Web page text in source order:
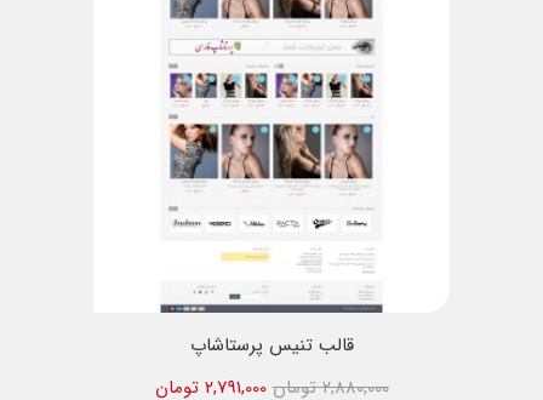
قالب تنیس پرستاشاپ
2,791,000 تومان
2,880,000 تومان